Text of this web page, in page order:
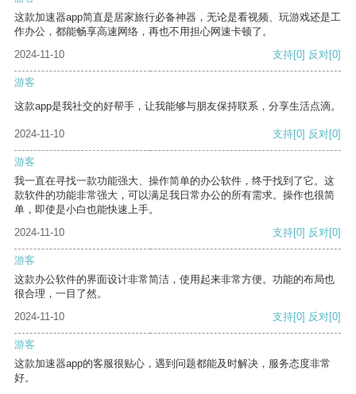
这款加速器app简直是居家旅行必备神器，无论是看视频、玩游戏还是工
作办公，都能畅享高速网络，再也不用担心网速卡顿了。
2024-11-10
支持[0] 反对[0]
游客
这款app是我社交的好帮手，让我能够与朋友保持联系，分享生活点滴。
2024-11-10 支持[0] 反对[0]
游客
我一直在寻找一款功能强大、操作简单的办公软件，终于找到了它。这
款软件的功能非常强大，可以满足我日常办公的所有需求。操作也很简
单，即使是小白也能快速上手。
2024-11-10
支持[0] 反对[0]
游客
这款办公软件的界面设计非常简洁，使用起来非常方便。功能的布局也
很合理，一目了然。
2024-11-10
支持[0] 反对[0]
游客
这款加速器app的客服很贴心，遇到问题都能及时解决，服务态度非常
好。